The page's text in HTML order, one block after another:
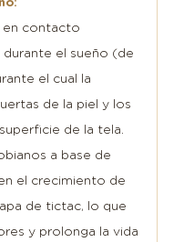
en contacto
el sueño (de
el cual la
de la piel y los
de la tela.
a base de
el crecimiento de
de tictac, lo que
y prolonga la vida